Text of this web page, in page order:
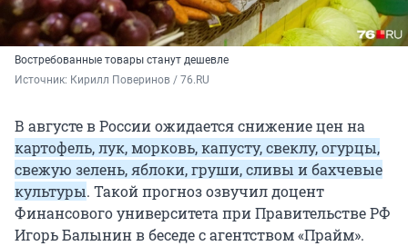
Востребованные товары станут дешевле
Источник: Кирилл Поверинов / 76.RU
В августе в России ожидается снижение цен на
картофель, лук, морковь, капусту, свеклу, огурцы,
свежую зелень, яблоки, груши, сливы и бахчевые
культуры. Такой прогноз озвучил доцент
Финансового университета при Правительстве РФ
Игорь Балынин в беседе с агентством «Прайм».